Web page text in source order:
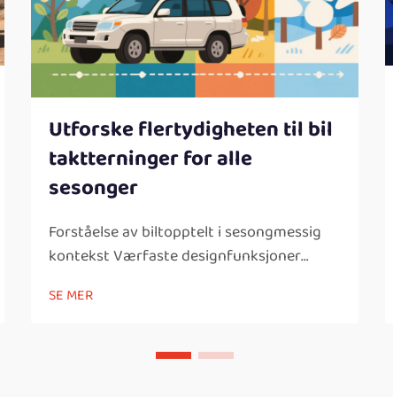
Utforske flertydigheten til bil
taktterninger for alle
sesonger
Forståelse av biltopptelt i sesongmessig
kontekst Værfaste designfunksjoner
biltopptelt: En viktig ting å vurdere med
designelementer som er så viktige for
SE MER